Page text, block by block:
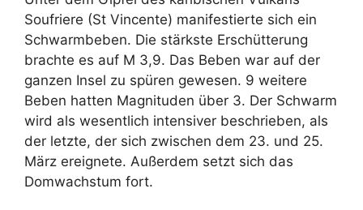
Soufriere (St Vincente) manifestierte sich ein
Schwarmbeben. Die stärkste Erschütterung
brachte es auf M 3,9. Das Beben war auf der
ganzen Insel zu spüren gewesen. 9 weitere
Beben hatten Magnituden über 3. Der Schwarm
wird als wesentlich intensiver beschrieben, als
der letzte, der sich zwischen dem 23. und 25.
März ereignete. Außerdem setzt sich das
Domwachstum fort.